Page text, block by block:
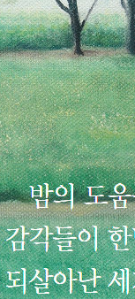
그대로 간직한
랑하는
람인지요
영원을 사는 것
자의 확신이 서린 도
러운 사랑을 나눈다
곳